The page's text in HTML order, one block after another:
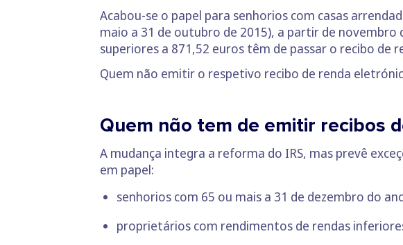
Acabou-se o papel para senhorios com casas
maio a 31 de outubro de 2015), a partir de
superiores a 871,52 euros têm de passar o recibo de
Quem não emitir o respetivo recibo de renda
Quem não tem de emitir recibos
A mudança integra a reforma do IRS, mas prevê
em papel:
senhorios com 65 ou mais a 31 de dezembro do
proprietários com rendimentos de rendas